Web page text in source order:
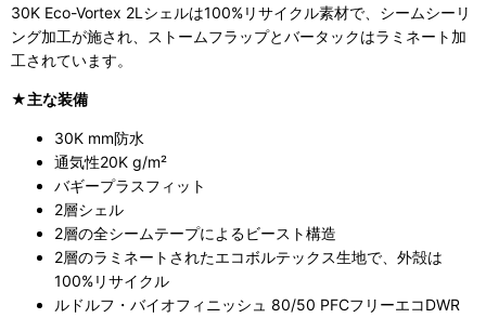
30K Eco-Vortex 2Lシェルは100%リサイクル素材で、シームシーリ
ング加工が施され、ストームフラップとバータックはラミネート加
工されています。
★主な装備
30K mm防水
通気性20K g/m²
バギープラスフィット
2層シェル
2層の全シームテープによるビースト構造
2層のラミネートされたエコボルテックス生地で、外殻は
100%リサイクル
ルドルフ・バイオフィニッシュ 80/50 PFCフリーエコDWR